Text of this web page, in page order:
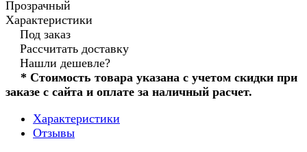
Прозрачный
Характеристики
Под заказ
Рассчитать доставку
Нашли дешевле?
* Стоимость товара указана с учетом скидки при
заказе с сайта и оплате за наличный расчет.
Характеристики
Отзывы